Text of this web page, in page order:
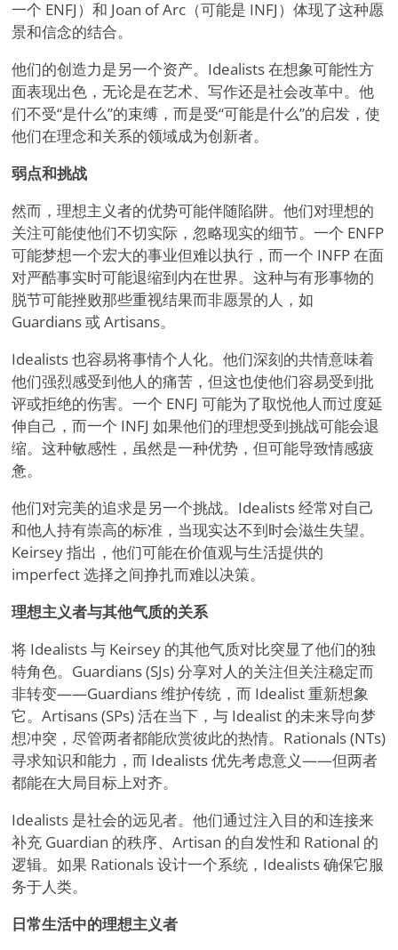
一个 ENFJ）和 Joan of Arc（可能是 INFJ）体现了这种愿
景和信念的结合。
他们的创造力是另一个资产。Idealists 在想象可能性方
面表现出色，无论是在艺术、写作还是社会改革中。他
们不受“是什么”的束缚，而是受“可能是什么”的启发，使
他们在理念和关系的领域成为创新者。
弱点和挑战
然而，理想主义者的优势可能伴随陷阱。他们对理想的
关注可能使他们不切实际，忽略现实的细节。一个 ENFP
可能梦想一个宏大的事业但难以执行，而一个 INFP 在面
对严酷事实时可能退缩到内在世界。这种与有形事物的
脱节可能挫败那些重视结果而非愿景的人，如
Guardians 或 Artisans。
Idealists 也容易将事情个人化。他们深刻的共情意味着
他们强烈感受到他人的痛苦，但这也使他们容易受到批
评或拒绝的伤害。一个 ENFJ 可能为了取悦他人而过度延
伸自己，而一个 INFJ 如果他们的理想受到挑战可能会退
缩。这种敏感性，虽然是一种优势，但可能导致情感疲
惫。
他们对完美的追求是另一个挑战。Idealists 经常对自己
和他人持有崇高的标准，当现实达不到时会滋生失望。
Keirsey 指出，他们可能在价值观与生活提供的
imperfect 选择之间挣扎而难以决策。
理想主义者与其他气质的关系
将 Idealists 与 Keirsey 的其他气质对比突显了他们的独
特角色。Guardians (SJs) 分享对人的关注但关注稳定而
非转变——Guardians 维护传统，而 Idealist 重新想象
它。Artisans (SPs) 活在当下，与 Idealist 的未来导向梦
想冲突，尽管两者都能欣赏彼此的热情。Rationals (NTs)
寻求知识和能力，而 Idealists 优先考虑意义——但两者
都能在大局目标上对齐。
Idealists 是社会的远见者。他们通过注入目的和连接来
补充 Guardian 的秩序、Artisan 的自发性和 Rational 的
逻辑。如果 Rationals 设计一个系统，Idealists 确保它服
务于人类。
日常生活中的理想主义者